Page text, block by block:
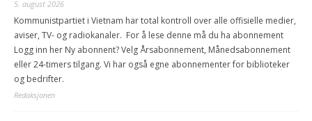
5. august 2026
Kommunistpartiet i Vietnam har total kontroll over alle offisielle medier,
aviser, TV- og radiokanaler. For å lese denne må du ha abonnement
Logg inn her Ny abonnent? Velg Årsabonnement, Månedsabonnement
eller 24-timers tilgang. Vi har også egne abonnementer for biblioteker
og bedrifter.
Redaksjonen